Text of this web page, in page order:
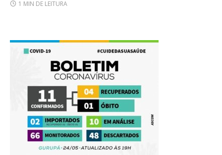
1 MIN DE LEITURA